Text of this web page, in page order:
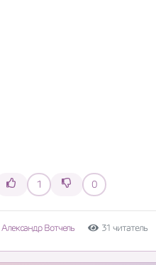
1 0
Александр Вотчель 31 читатель